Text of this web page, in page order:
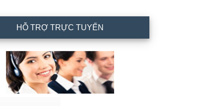
HỖ TRỢ TRỰC TUYẾN